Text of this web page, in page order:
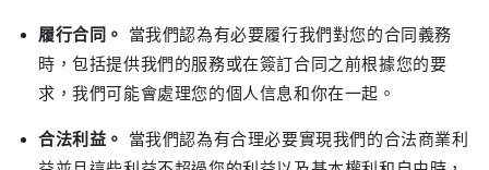
履行合同。
當我們認為有必要履行我們對您的合同義務
時，包括提供我們的服務或在簽訂合同之前根據您的要
求，我們可能會處理您的個人信息和你在一起。
合法利益。
當我們認為有合理必要實現我們的合法商業利